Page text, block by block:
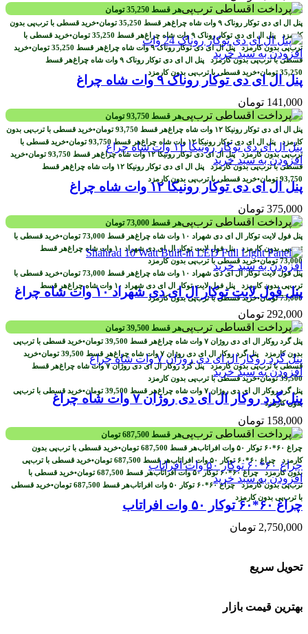
هر قسط 35,250 تومان
هر قسط 35,250 تومان•خرید قسطی با ترب‌پی بدون
کارمزد
هر قسط 35,250 تومان•خرید قسطی با
ترب‌پی بدون کارمزد
هر قسط 35,250 تومان•خرید
قسطی با ترب‌پی بدون کارمزد
هر قسط
35,250 تومان•خرید قسطی با ترب‌پی بدون کارمزد
افزودن به سبد خرید
پنل ال ای دی توکار روناک ۹ وات شاه چراغ
141,000 تومان
هر قسط 93,750 تومان
هر قسط 93,750 تومان•خرید قسطی با ترب‌پی بدون
کارمزد
هر قسط 93,750 تومان•خرید قسطی با
ترب‌پی بدون کارمزد
هر قسط 93,750 تومان•خرید
قسطی با ترب‌پی بدون کارمزد
هر قسط
93,750 تومان•خرید قسطی با ترب‌پی بدون کارمزد
افزودن به سبد خرید
پنل ال ای دی توکار رونیکا ۱۲ وات شاه چراغ
375,000 تومان
هر قسط 73,000 تومان
هر قسط 73,000 تومان•خرید قسطی با
ترب‌پی بدون کارمزد
هر قسط
73,000 تومان•خرید قسطی با ترب‌پی بدون کارمزد
هر قسط 73,000 تومان•خرید قسطی با
ترب‌پی بدون کارمزد
هر قسط
73,000 تومان•خرید قسطی با ترب‌پی بدون کارمزد
افزودن به سبد خرید
پنل فول لایت توکار ال ای دی شهراد ۱۰ وات شاه چراغ
292,000 تومان
هر قسط 39,500 تومان
هر قسط 39,500 تومان•خرید قسطی با ترب‌پی
بدون کارمزد
هر قسط 39,500 تومان•خرید
قسطی با ترب‌پی بدون کارمزد
هر قسط
39,500 تومان•خرید قسطی با ترب‌پی بدون کارمزد
هر قسط 39,500 تومان•خرید قسطی با ترب‌پی
بدون کارمزد
افزودن به سبد خرید
پنل گرد روکار ال ای دی روژان ۷ وات شاه چراغ
158,000 تومان
هر قسط 687,500 تومان
هر قسط 687,500 تومان•خرید قسطی با ترب‌پی بدون
کارمزد
هر قسط 687,500 تومان•خرید قسطی با ترب‌پی
بدون کارمزد
هر قسط 687,500 تومان•خرید قسطی با
ترب‌پی بدون کارمزد
هر قسط 687,500 تومان•خرید قسطی
با ترب‌پی بدون کارمزد
افزودن به سبد خرید
چراغ ۶۰*۶۰ توکار ۵۰ وات افراتاب
2,750,000 تومان
تحویل سریع
بهترین قیمت بازار